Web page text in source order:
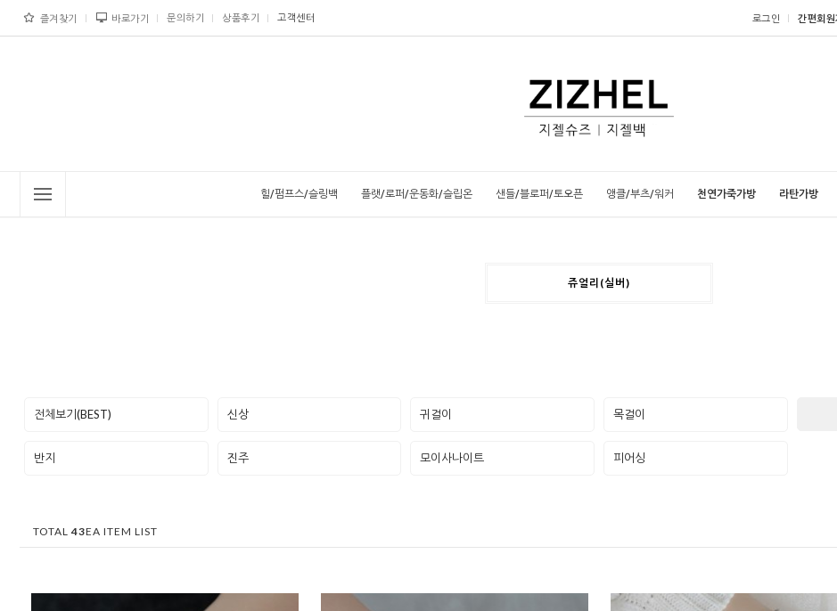
즐겨찾기 바로가기 문의하기 상품후기 고객센터 로그인 간편회원
힐/펌프스/슬링백 플랫/로퍼/운동화/슬립온 샌들/블로퍼/토오픈 앵클/부츠/워커 천연가죽가방 라탄가방
쥬얼리(실버)
전체보기(BEST) 신상 귀걸이 목걸이
반지 진주 모이사나이트 피어싱
TOTAL 43EA ITEM LIST